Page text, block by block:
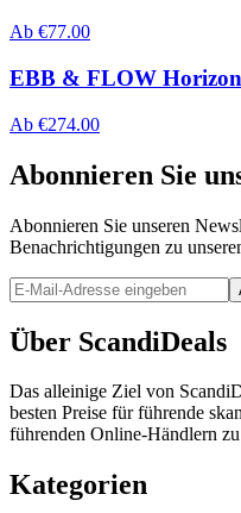
Ab €77.00
EBB & FLOW Horizon
Ab €274.00
Abonnieren Sie
Abonnieren Sie unseren
Benachrichtigungen zu
Über ScandiDeals
Das alleinige Ziel von
besten Preise für führende
führenden Online-Händlern
Kategorien